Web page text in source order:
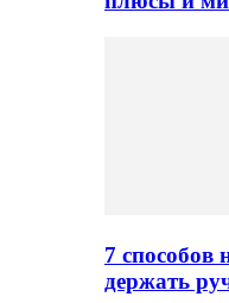
7 способов
держать